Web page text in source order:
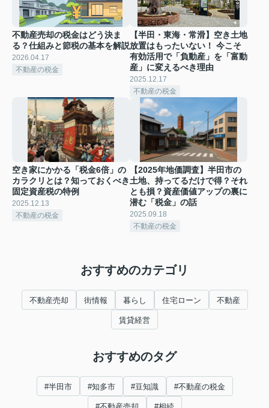
不動産売却の税金はどう決ま
る？仕組みと節税の基本を解説
2026.04.17
不動産の税金
【半田・東海・常滑】空き土地
放置はもったいない！ 今こそ
有効活用で「負動産」を「富動
産」に変えるべき理由
2025.12.17
不動産の税金
空き家にかかる「税金6倍」の
カラクリとは？知っておくべき
固定資産税の特例
2025.12.13
不動産の税金
【2025年地価調査】半田市の
土地、持ってるだけで得？それ
とも損？資産価値アップの裏に
潜む「税金」の話
2025.09.18
不動産の税金
おすすめのカテゴリ
不動産売却 街情報 暮らし 住宅ローン 不動産
賃貸経営
おすすめのタグ
#半田市 #知多市 #豆知識 #不動産の税金